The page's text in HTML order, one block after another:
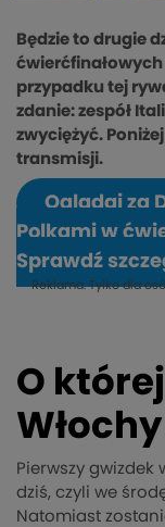
Będzie to drugie
przypadku tej
zdanie: zespół
zwyciężyć.
transmisji.
Oglądaj za
Polkami w
Sprawdź
Reklama. Tylko dla
O
Pierwszy
dziś, czyli we
Natomiast